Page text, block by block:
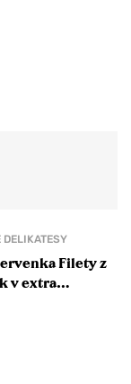
DELIKATESY
Filety z
v extra
olivovém oleji